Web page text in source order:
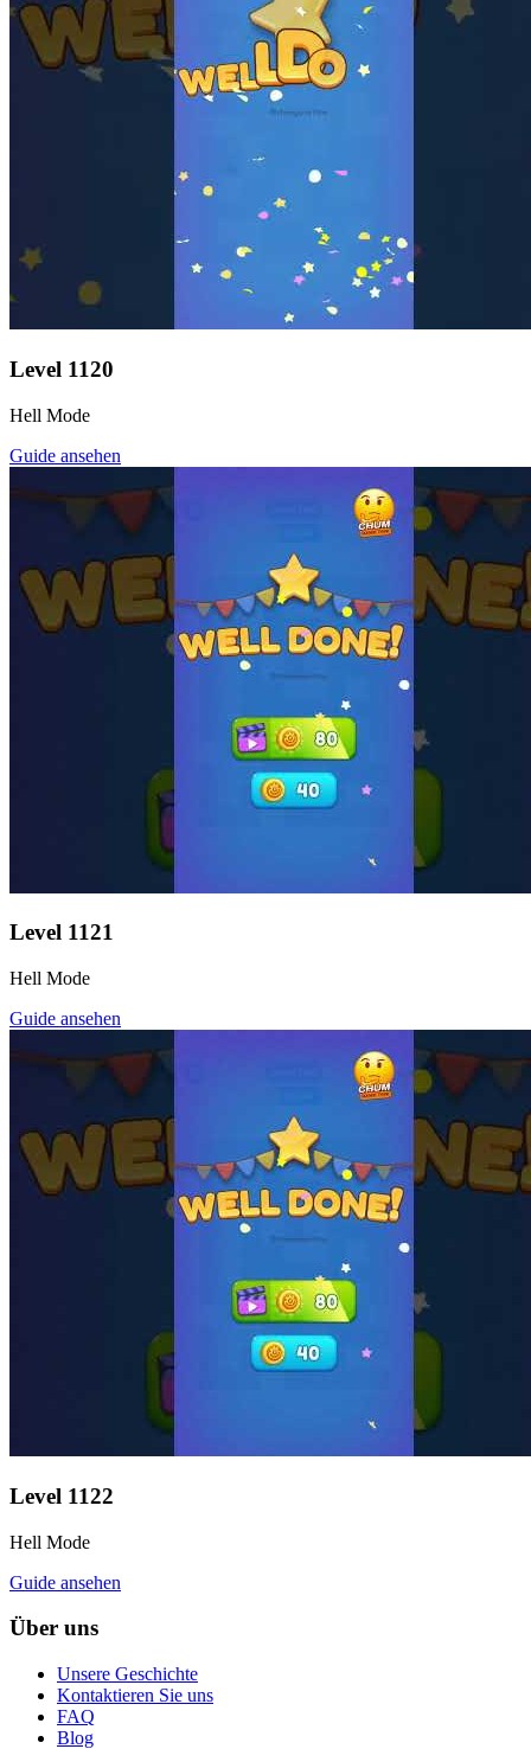
Level 1120
Hell Mode
Guide ansehen
Level 1121
Hell Mode
Guide ansehen
Level 1122
Hell Mode
Guide ansehen
Über uns
Unsere Geschichte
Kontaktieren Sie uns
FAQ
Blog